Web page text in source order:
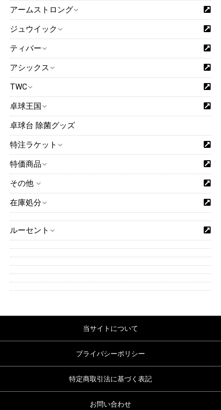
アームストロング
ジュウイック
ティバー
アシックス
TWC
卓球王国
卓球台 除菌グッズ
特注ラケット
特価商品
その他
在庫処分
ルーセント
当サイトについて
プライバシーポリシー
特定商取引法に基づく表記
お問い合わせ